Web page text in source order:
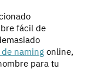
fácil de
naming online,
para tu